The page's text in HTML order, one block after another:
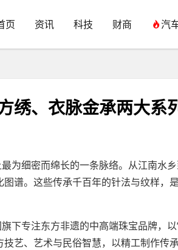
页 资讯 科技 财商 汽
绣、衣脉金承两大系
细密而绵长的一条脉络。从江南水乡
谱。这些传承千百年的针法与纹样，
专注东方非遗的中高端珠宝品牌，以
艺、艺术与民俗智慧，以精工制作传